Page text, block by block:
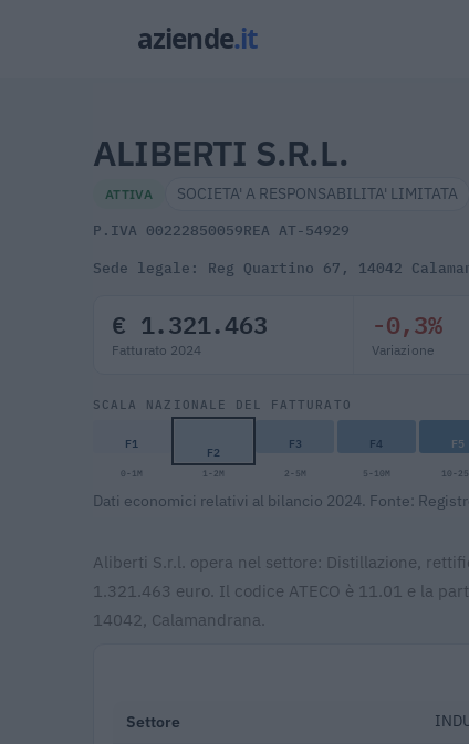
ALIBERTI S.R.L.
ATTIVA SOCIETA' A RESPONSABILITA' LIMITATA
P.IVA 00222850059REA AT-54929
Sede legale: Reg Quartino 67, 14042
€ 1.321.463
Fatturato 2024
-0,3%
Variazione
SCALA NAZIONALE DEL FATTURATO
F1 F2 F3 F4 F5
0-1M 1-2M 2-5M 5-10M 10-
Dati economici relativi al bilancio 2024. Fonte:
Aliberti S.r.l. opera nel settore: Distillazione,
1.321.463 euro. Il codice ATECO è 11.01 e la
14042, Calamandrana.
Settore